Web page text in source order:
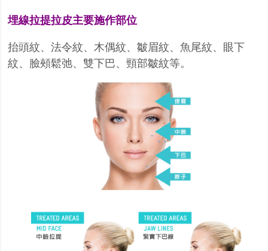
埋線拉提拉皮主要施作部位
抬頭紋、法令紋、木偶紋、皺眉紋、魚尾紋、眼下
紋、臉頰鬆弛、雙下巴、頸部皺紋等。